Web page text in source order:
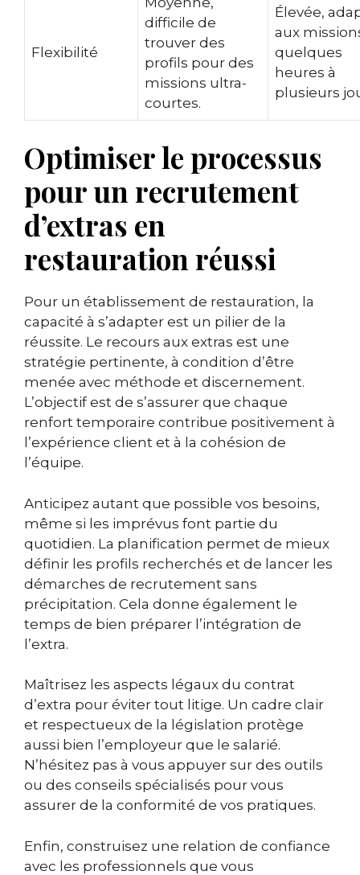
Flexibilité
difficile de
trouver des
profils pour des
missions ultra-
courtes.
Élevée,
aux
quelques
heures à
plusieurs
Optimiser le processus
pour un recrutement
d’extras en
restauration réussi
Pour un établissement de restauration, la
capacité à s’adapter est un pilier de la
réussite. Le recours aux extras est une
stratégie pertinente, à condition d’être
menée avec méthode et discernement.
L’objectif est de s’assurer que chaque
renfort temporaire contribue positivement à
l’expérience client et à la cohésion de
l’équipe.
Anticipez autant que possible vos besoins,
même si les imprévus font partie du
quotidien. La planification permet de mieux
définir les profils recherchés et de lancer les
démarches de recrutement sans
précipitation. Cela donne également le
temps de bien préparer l’intégration de
l’extra.
Maîtrisez les aspects légaux du contrat
d’extra pour éviter tout litige. Un cadre clair
et respectueux de la législation protège
aussi bien l’employeur que le salarié.
N’hésitez pas à vous appuyer sur des outils
ou des conseils spécialisés pour vous
assurer de la conformité de vos pratiques.
Enfin, construisez une relation de confiance
avec les professionnels que vous